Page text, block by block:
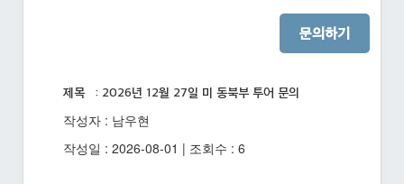
문의하기
제목 : 2026년 12월 27일 미 동북부 투어 문의
작성자 : 남우현
작성일 : 2026-08-01 | 조회수 : 6